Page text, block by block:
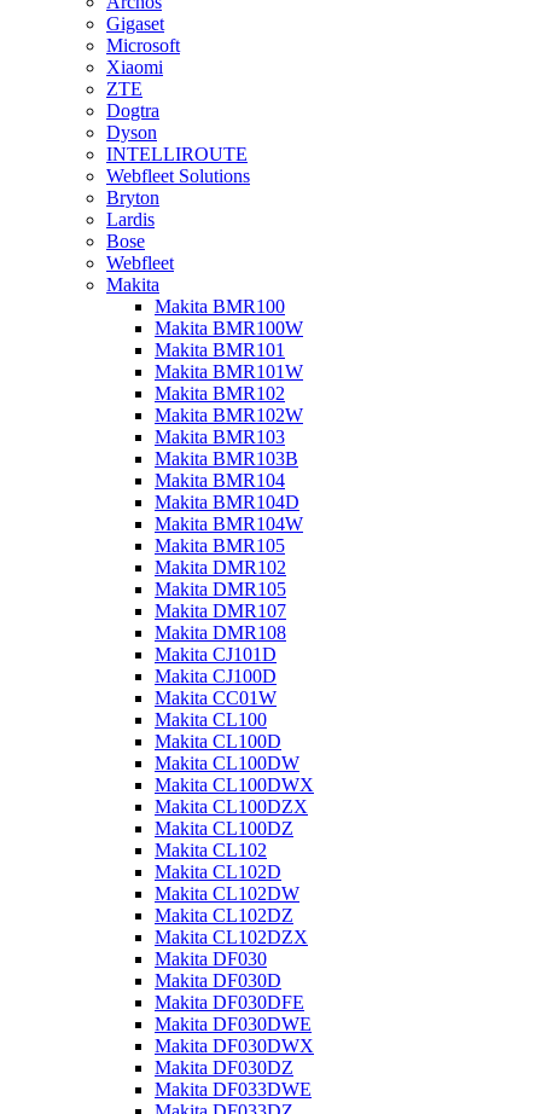
Gigaset
Microsoft
Xiaomi
ZTE
Dogtra
Dyson
INTELLIROUTE
Webfleet Solutions
Bryton
Lardis
Bose
Webfleet
Makita
Makita BMR100
Makita BMR100W
Makita BMR101
Makita BMR101W
Makita BMR102
Makita BMR102W
Makita BMR103
Makita BMR103B
Makita BMR104
Makita BMR104D
Makita BMR104W
Makita BMR105
Makita DMR102
Makita DMR105
Makita DMR107
Makita DMR108
Makita CJ101D
Makita CJ100D
Makita CC01W
Makita CL100
Makita CL100D
Makita CL100DW
Makita CL100DWX
Makita CL100DZX
Makita CL100DZ
Makita CL102
Makita CL102D
Makita CL102DW
Makita CL102DZ
Makita CL102DZX
Makita DF030
Makita DF030D
Makita DF030DFE
Makita DF030DWE
Makita DF030DWX
Makita DF030DZ
Makita DF033DWE